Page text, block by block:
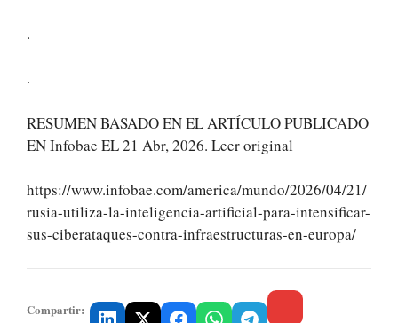
.
.
RESUMEN BASADO EN EL ARTÍCULO PUBLICADO
EN Infobae EL 21 Abr, 2026. Leer original
https://www.infobae.com/america/mundo/2026/04/21/
rusia-utiliza-la-inteligencia-artificial-para-intensificar-
sus-ciberataques-contra-infraestructuras-en-europa/
Compartir: